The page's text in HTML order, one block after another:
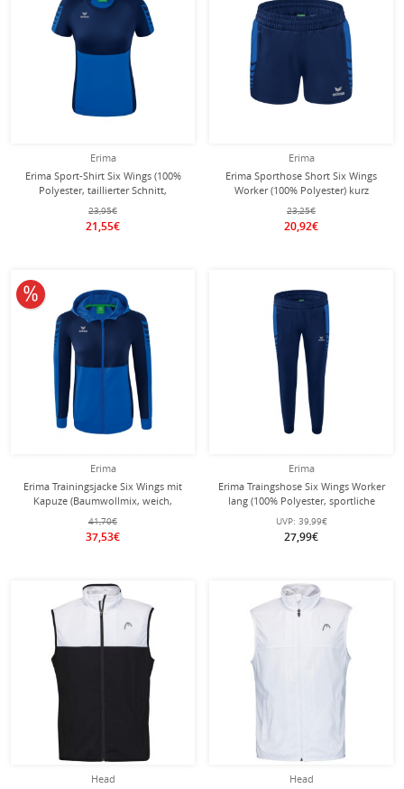
Erima
Erima Sport-Shirt Six Wings (100%
Polyester, taillierter Schnitt,
schnelltrocknend)
royalblau/navyblau Damen
23,95€
21,55€
Erima
Erima Sporthose Short Six Wings
Worker (100% Polyester) kurz
royalblau/navyblau Damen
23,25€
20,92€
Erima
Erima Trainingsjacke Six Wings mit
Kapuze (Baumwollmix, weich,
bequem, taillierter Schnitt)
royalblau/navyblau Damen
41,70€
37,53€
10% reduziert
Erima
Erima Traingshose Six Wings Worker
lang (100% Polyester, sportliche
Passform) royalblau/navyblau
Damen
UVP: 39,99€
27,99€
Head
Head